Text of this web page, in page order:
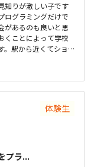
知りが激しい子です
ログラミングだけで
があるのも良いと思
くことによって学校
。駅から近くてショ
も授業分の駐車券
音が気になるかと
せんでした。一面ガ
。プログラミング教
ます。学校で使って
ードは打てるかな
でた...
体験生
プラ...